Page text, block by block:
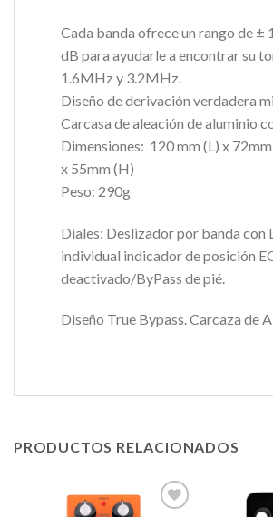
Cada banda ofreceun rango de ±
dB para ayudarlea encontrarsu
1.6MHz y 3.2MHz.
Diseño dederivación verdadera
Carcasa dealeación dealuminio
Dimensiones: 120 mm (L) x 72mm
x 55mm (H)
Peso: 290g
Diales: Deslizadorpor banda con
individual indicadordeposición
deactivado/ByPass depié.
Diseño True Bypass.Carcaza de
PRODUCTOS RELACIONADOS